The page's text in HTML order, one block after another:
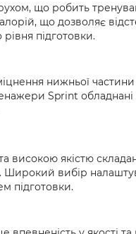
що робить
що дозволяє
підготовки.
нижньої
Sprint обладнані
високою якістю
Широкий вибір
підготовки.